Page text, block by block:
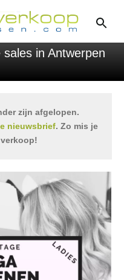
in Antwerpen
zijn afgelopen.
nieuwsbrief. Zo mis je